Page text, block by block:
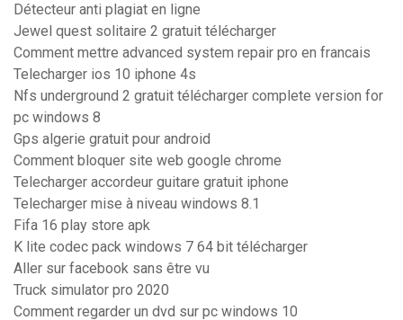
Détecteur anti plagiat en ligne
Jewel quest solitaire 2 gratuit télécharger
Comment mettre advanced system repair pro en francais
Telecharger ios 10 iphone 4s
Nfs underground 2 gratuit télécharger complete version for
pc windows 8
Gps algerie gratuit pour android
Comment bloquer site web google chrome
Telecharger accordeur guitare gratuit iphone
Telecharger mise à niveau windows 8.1
Fifa 16 play store apk
K lite codec pack windows 7 64 bit télécharger
Aller sur facebook sans être vu
Truck simulator pro 2020
Comment regarder un dvd sur pc windows 10